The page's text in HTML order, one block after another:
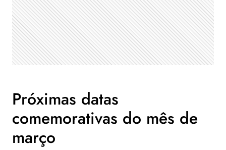
Próximas datas
comemorativas do mês de
março